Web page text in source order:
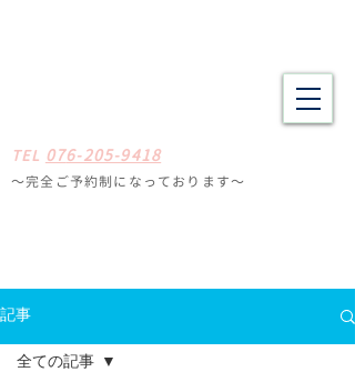
TEL 076-205-9418
〜完全ご予約制になっ ております〜
記事
全ての記事